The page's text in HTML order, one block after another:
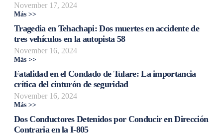
November 17, 2024
Más >>
Tragedia en Tehachapi: Dos muertes en accidente de
tres vehículos en la autopista 58
November 16, 2024
Más >>
Fatalidad en el Condado de Tulare: La importancia
crítica del cinturón de seguridad
November 16, 2024
Más >>
Dos Conductores Detenidos por Conducir en Dirección
Contraria en la I-805